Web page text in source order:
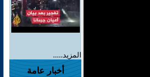
المزيد.....
أخبار عامة